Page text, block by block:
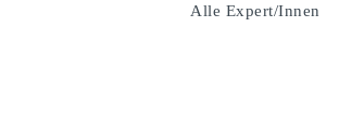
Alle Expert/innen